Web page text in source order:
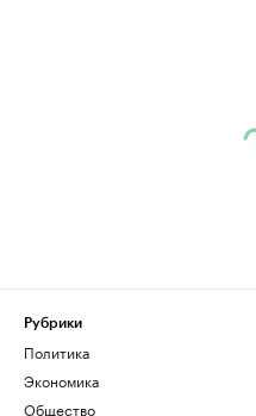
Рубрики
Политика
Экономика
Общество